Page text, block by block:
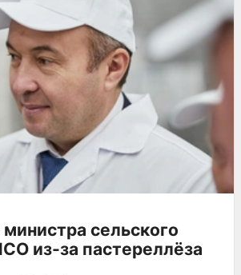
сельского
из-за пастереллёза